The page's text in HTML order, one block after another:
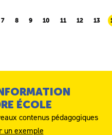
7 8 9 10 11 12 13
ÉCOLE
contenus pédagogiques
un exemple